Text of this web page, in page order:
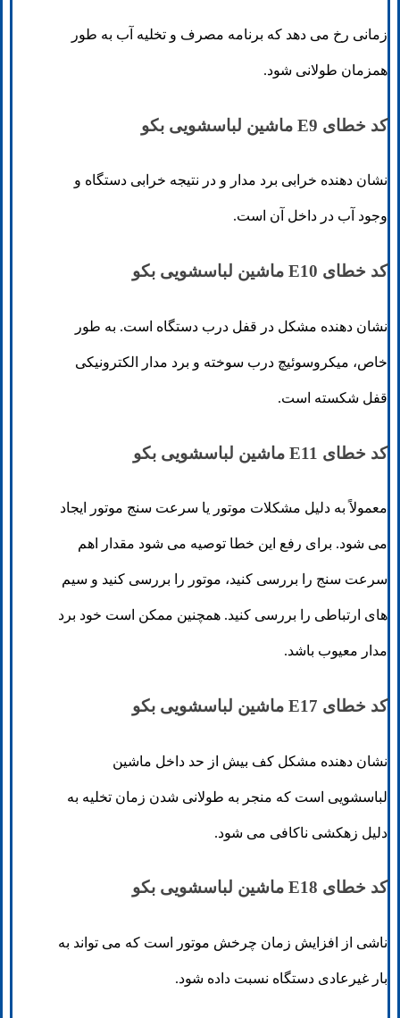
زمانی رخ می دهد که برنامه مصرف و تخلیه آب به طور
همزمان طولانی شود.
کد خطای E9 ماشین لباسشویی بکو
نشان دهنده خرابی برد مدار و در نتیجه خرابی دستگاه و
وجود آب در داخل آن است.
کد خطای E10 ماشین لباسشویی بکو
نشان دهنده مشکل در قفل درب دستگاه است. به طور
خاص، میکروسوئیچ درب سوخته و برد مدار الکترونیکی
قفل شکسته است.
کد خطای E11 ماشین لباسشویی بکو
معمولاً به دلیل مشکلات موتور یا سرعت سنج موتور ایجاد
می شود. برای رفع این خطا توصیه می شود مقدار اهم
سرعت سنج را بررسی کنید، موتور را بررسی کنید و سیم
های ارتباطی را بررسی کنید. همچنین ممکن است خود برد
مدار معیوب باشد.
کد خطای E17 ماشین لباسشویی بکو
نشان دهنده مشکل کف بیش از حد داخل ماشین
لباسشویی است که منجر به طولانی شدن زمان تخلیه به
دلیل زهکشی ناکافی می شود.
کد خطای E18 ماشین لباسشویی بکو
ناشی از افزایش زمان چرخش موتور است که می تواند به
بار غیرعادی دستگاه نسبت داده شود.